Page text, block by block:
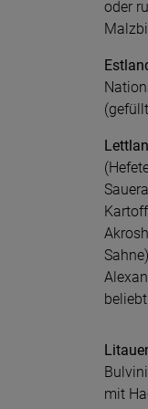
oder
mit